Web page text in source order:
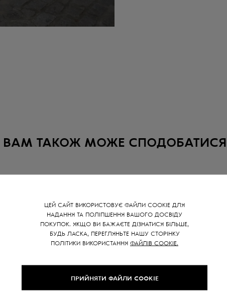
ЦЕЙ САЙТ ВИКОРИСТОВУЄ ФАЙЛИ COOKIE ДЛЯ
НАДАННЯ ТА ПОЛІПШЕННЯ ВАШОГО ДОСВІДУ
ПОКУПОК. ЯКЩО ВИ БАЖАЄТЕ ДІЗНАТИСЯ БІЛЬШЕ,
БУДЬ ЛАСКА, ПЕРЕГЛЯНЬТЕ НАШУ СТОРІНКУ
ПОЛІТИКИ ВИКОРИСТАННЯ ФАЙЛІВ COOKIE.
ПРИЙНЯТИ ФАЙЛИ COOKIE
ВАМ ТАКОЖ МОЖЕ СПОДОБАТИСЯ